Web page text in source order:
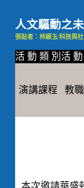
人文驅動之
張貼者：林穎玉/科技與
活 動 類 別 活
演講課程 教
本次邀請華盛